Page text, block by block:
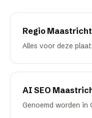
Regio Maastricht
Alles voor deze
AI SEO
Genoemd worden in